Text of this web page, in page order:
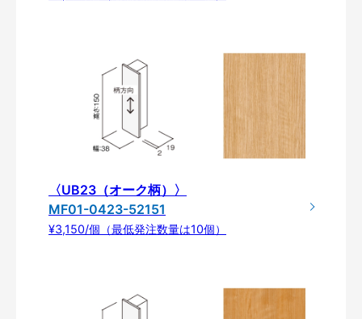
〈UB23（オーク柄）〉
MF01-0423-52151
¥3,150/個（最低発注数量は10個）